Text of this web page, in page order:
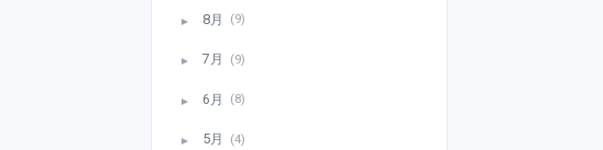
► 8月 (9)
► 7月 (9)
► 6月 (8)
► 5月 (4)